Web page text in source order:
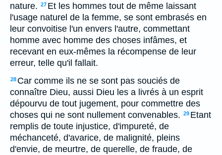
nature. 27 Et les hommes tout de même laissant
l'usage naturel de la femme, se sont embrasés en
leur convoitise l'un envers l'autre, commettant
homme avec homme des choses infâmes, et
recevant en eux-mêmes la récompense de leur
erreur, telle qu'il fallait.
28 Car comme ils ne se sont pas souciés de
connaître Dieu, aussi Dieu les a livrés à un esprit
dépourvu de tout jugement, pour commettre des
choses qui ne sont nullement convenables. 29 Etant
remplis de toute injustice, d'impureté, de
méchanceté, d'avarice, de malignité, pleins
d'envie, de meurtre, de querelle, de fraude, de